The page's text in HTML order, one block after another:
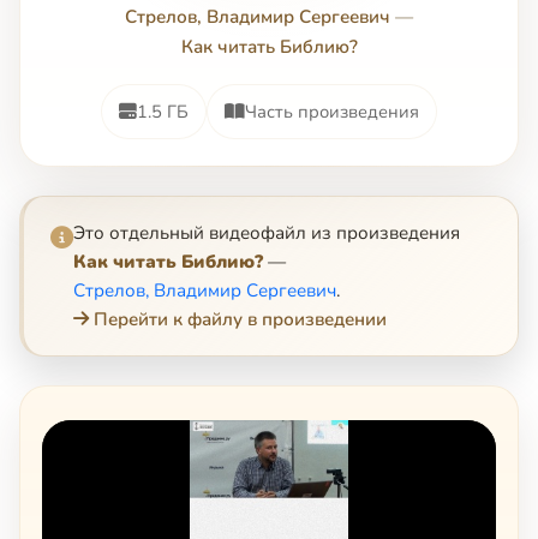
Стрелов, Владимир Сергеевич —
Как читать Библию?
1.5 ГБ Часть произведения
Это отдельный видеофайл из произведения
Как читать Библию?—
Стрелов, Владимир Сергеевич.
Перейти к файлу в произведении